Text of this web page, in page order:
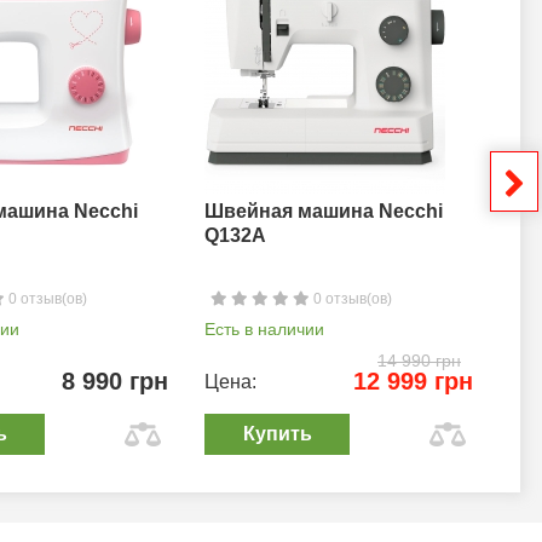
Necchi
0 отзыв(ов)
8 990 грн
Швейная машина Necchi
Q132A
0 отзыв(ов)
Есть в наличии
14 990 грн
Цена: 12 999 грн
Купить